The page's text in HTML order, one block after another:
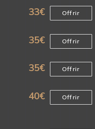
33€ Offrir
35€ Offrir
35€ Offrir
40€ Offrir